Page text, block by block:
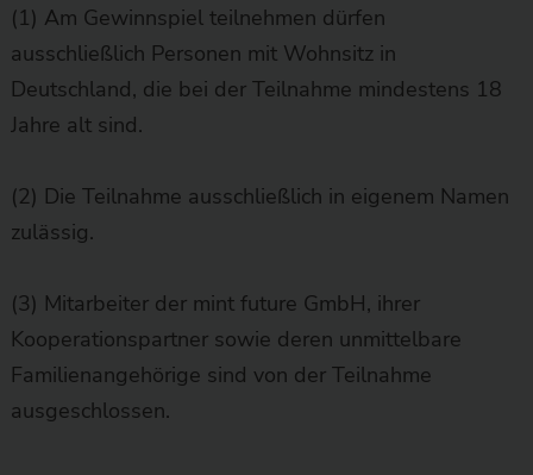
(1) Am Gewinnspiel teilnehmen dürfen
ausschließlich Personen mit Wohnsitz in
Deutschland, die bei der Teilnahme mindestens 18
Jahre alt sind.
(2) Die Teilnahme ausschließlich in eigenem Namen
zulässig.
(3) Mitarbeiter der mint future GmbH, ihrer
Kooperationspartner sowie deren unmittelbare
Familienangehörige sind von der Teilnahme
ausgeschlossen.